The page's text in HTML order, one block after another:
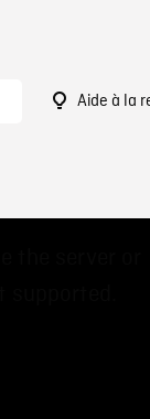
Aide à la